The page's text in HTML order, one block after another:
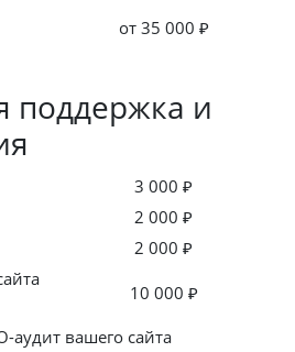
от 35 000 ₽
поддержка и
3 000 ₽
2 000 ₽
2 000 ₽
10 000 ₽
аудит вашего сайта